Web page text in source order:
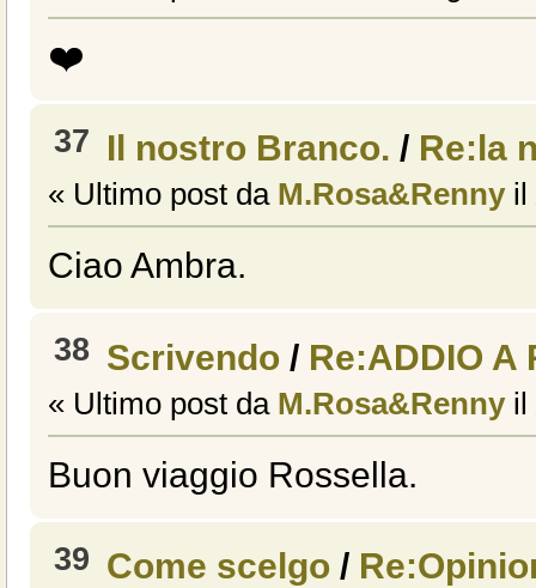
❤️
37 Il nostro Branco. / Re:la
« Ultimo post da M.Rosa&Renny il
Ciao Ambra.
38 Scrivendo / Re:ADDIO A
« Ultimo post da M.Rosa&Renny il
Buon viaggio Rossella.
39 Come scelgo /